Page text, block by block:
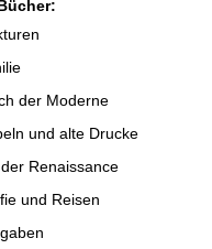
der Moderne
und alte Drucke
Renaissance
und Reisen